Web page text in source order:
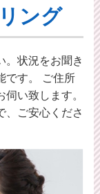
ング
。状況をお聞き
です。 ご住所
い致します。
、ご安心くださ